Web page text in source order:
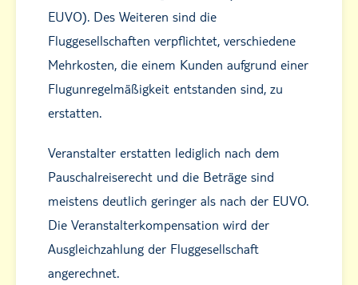
EUVO). Des Weiteren sind die
Fluggesellschaften verpflichtet, verschiedene
Mehrkosten, die einem Kunden aufgrund einer
Flugunregelmäßigkeit entstanden sind, zu
erstatten.
Veranstalter erstatten lediglich nach dem
Pauschalreiserecht und die Beträge sind
meistens deutlich geringer als nach der EUVO.
Die Veranstalterkompensation wird der
Ausgleichzahlung der Fluggesellschaft
angerechnet.